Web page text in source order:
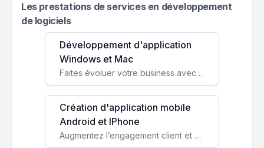
Les prestations de services en développement
de logiciels
Développement d'application
Windows et Mac
Faites évoluer votre business avec des solutions logicielles personnalisées, parfaitement adaptées à vos besoins spécifiques.
Création d'application mobile
Android et IPhone
Augmentez l’engagement client et simplifiez vos processus avec une application mobile sur mesure, disponible sur iOS et Android.